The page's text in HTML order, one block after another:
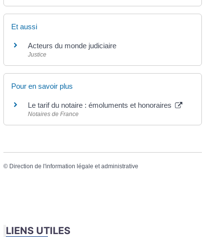
Et aussi
Acteurs du monde judiciaire
Justice
Pour en savoir plus
Le tarif du notaire : émoluments et honoraires
Notaires de France
© Direction de l'information légale et administrative
LIENS UTILES